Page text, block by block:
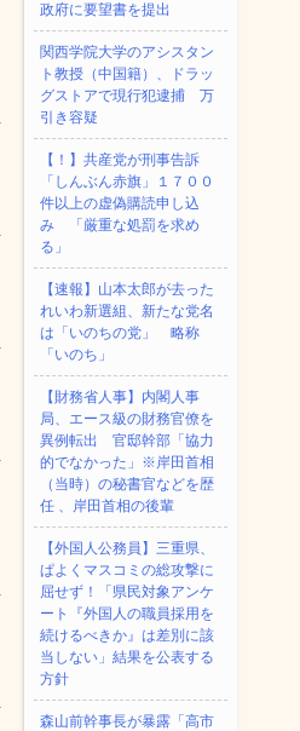
政府に要望書を提出
関西学院大学のアシスタン
ト教授（中国籍）、ドラッ
グストアで現行犯逮捕 万
引き容疑
【！】共産党が刑事告訴
「しんぶん赤旗」１７００
件以上の虚偽購読申し込
み 「厳重な処罰を求め
る」
【速報】山本太郎が去った
れいわ新選組、新たな党名
は「いのちの党」 略称
「いのち」
【財務省人事】内閣人事
局、エース級の財務官僚を
異例転出 官邸幹部「協力
的でなかった」※岸田首相
（当時）の秘書官などを歴
任 、岸田首相の後輩
【外国人公務員】三重県、
ぱよくマスコミの総攻撃に
屈せず！「県民対象アンケ
ート『外国人の職員採用を
続けるべきか』は差別に該
当しない」結果を公表する
方針
森山前幹事長が暴露「高市